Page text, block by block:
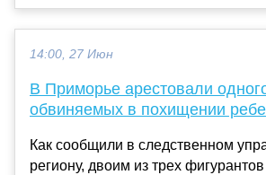
14:00, 27 Июн
В Приморье арестовали
обвиняемых в похищении
Как сообщили в следственном
региону, двоим из трех фигурантов